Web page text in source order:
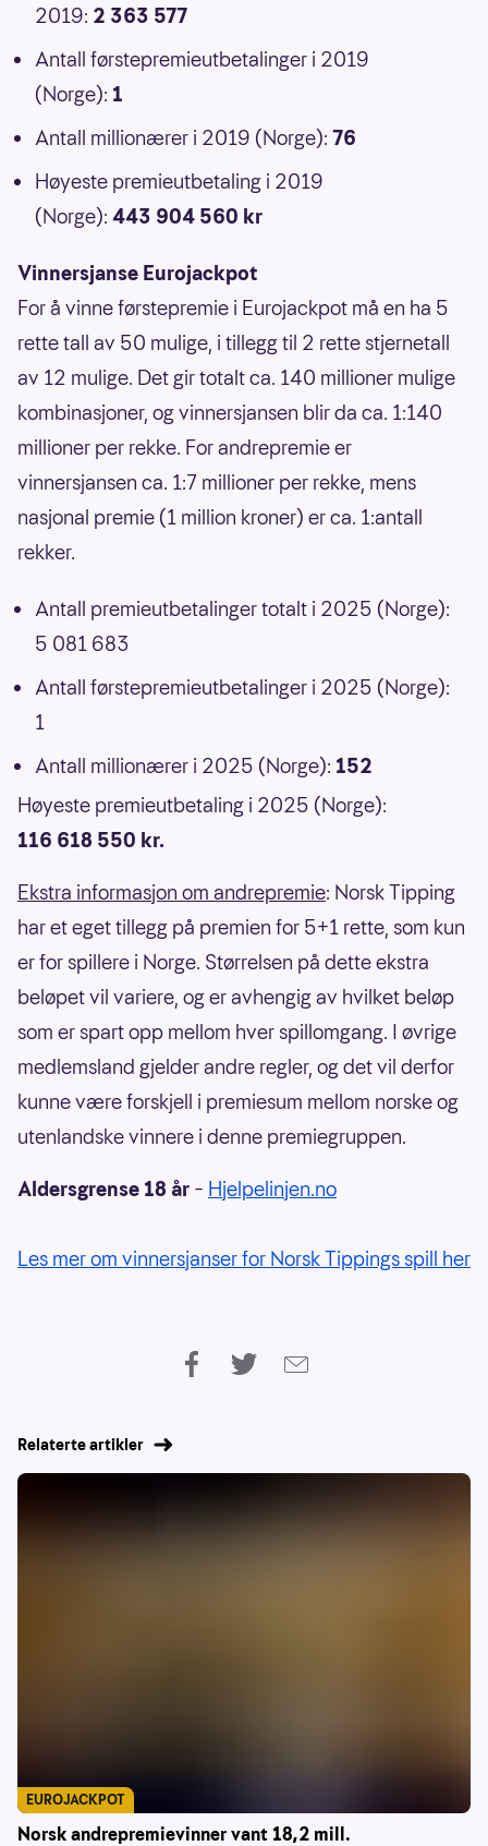
2019: 2 363 577
Antall førstepremieutbetalinger i 2019
(Norge): 1
Antall millionærer i 2019 (Norge): 76
Høyeste premieutbetaling i 2019
(Norge): 443 904 560 kr
Vinnersjanse Eurojackpot
For å vinne førstepremie i Eurojackpot må en ha 5
rette tall av 50 mulige, i tillegg til 2 rette stjernetall
av 12 mulige. Det gir totalt ca. 140 millioner mulige
kombinasjoner, og vinnersjansen blir da ca. 1:140
millioner per rekke. For andrepremie er
vinnersjansen ca. 1:7 millioner per rekke, mens
nasjonal premie (1 million kroner) er ca. 1:antall
rekker.
Antall premieutbetalinger totalt i 2025 (Norge):
5 081 683
Antall førstepremieutbetalinger i 2025 (Norge):
1
Antall millionærer i 2025 (Norge): 152
Høyeste premieutbetaling i 2025 (Norge):
116 618 550 kr.
Ekstra informasjon om andrepremie: Norsk Tipping
har et eget tillegg på premien for 5+1 rette, som kun
er for spillere i Norge. Størrelsen på dette ekstra
beløpet vil variere, og er avhengig av hvilket beløp
som er spart opp mellom hver spillomgang. I øvrige
medlemsland gjelder andre regler, og det vil derfor
kunne være forskjell i premiesum mellom norske og
utenlandske vinnere i denne premiegruppen.
Aldersgrense 18 år – Hjelpelinjen.no
Les mer om vinnersjanser for Norsk Tippings spill her
Relaterte artikler
Norsk andrepremievinner vant 18,2 mill.
EUROJACKPOT